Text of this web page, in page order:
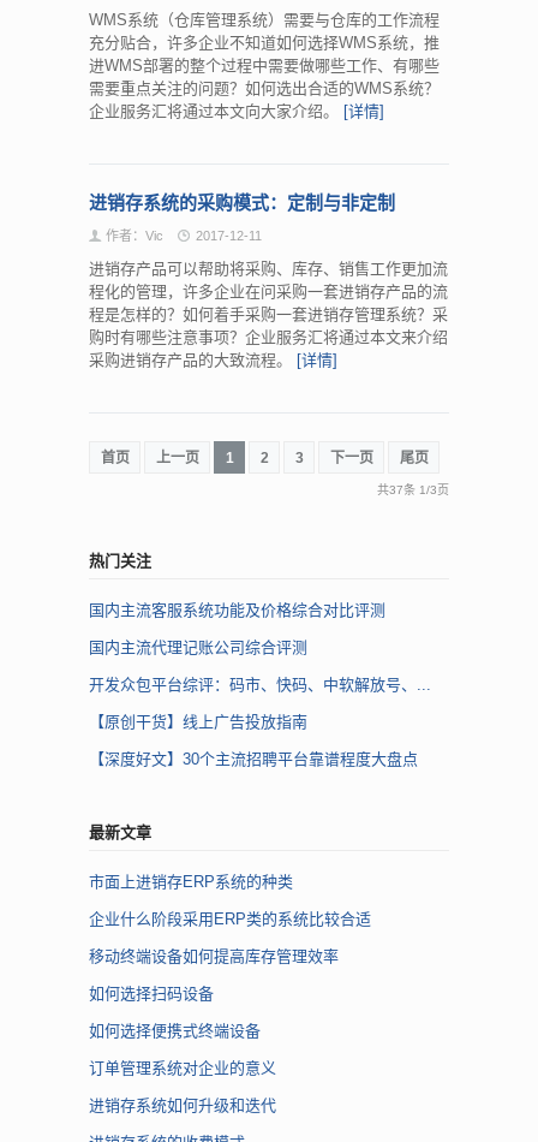
WMS系统（仓库管理系统）需要与仓库的工作流程
充分贴合，许多企业不知道如何选择WMS系统，推
进WMS部署的整个过程中需要做哪些工作、有哪些
需要重点关注的问题？如何选出合适的WMS系统？
企业服务汇将通过本文向大家介绍。 [详情]
进销存系统的采购模式：定制与非定制
作者：Vic 2017-12-11
进销存产品可以帮助将采购、库存、销售工作更加流
程化的管理，许多企业在问采购一套进销存产品的流
程是怎样的？如何着手采购一套进销存管理系统？采
购时有哪些注意事项？企业服务汇将通过本文来介绍
采购进销存产品的大致流程。 [详情]
首页 上一页 1 2 3 下一页 尾页
共37条 1/3页
热门关注
国内主流客服系统功能及价格综合对比评测
国内主流代理记账公司综合评测
开发众包平台综评：码市、快码、中软解放号、...
【原创干货】线上广告投放指南
【深度好文】30个主流招聘平台靠谱程度大盘点
最新文章
市面上进销存ERP系统的种类
企业什么阶段采用ERP类的系统比较合适
移动终端设备如何提高库存管理效率
如何选择扫码设备
如何选择便携式终端设备
订单管理系统对企业的意义
进销存系统如何升级和迭代